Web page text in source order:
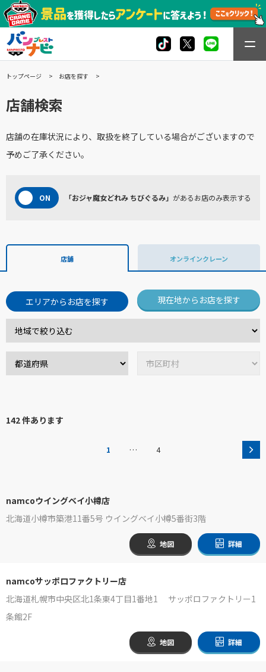
トップページ お店を探す
店舗検索
店舗の在庫状況により、取扱を終了している場合がございますので
予めご了承ください。
「おジャ魔女どれみ ちびぐるみ」 があるお店のみ表示する
店舗 オンラインクレーン
エリアからお店を探す 現在地からお店を探す
142 件あります
1 … 4
namcoウイングベイ小樽店
北海道小樽市築港11番5号 ウイングベイ小樽5番街3階
地図 詳細
namcoサッポロファクトリー店
北海道札幌市中央区北1条東4丁目1番地1 サッポロファクトリー1
条館2F
地図 詳細